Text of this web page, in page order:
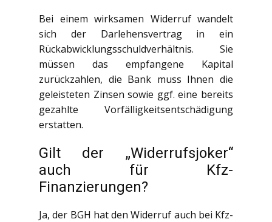
Bei einem wirksamen Widerruf wandelt
sich der Darlehensvertrag in ein
Rückabwicklungsschuldverhältnis. Sie
müssen das empfangene Kapital
zurückzahlen, die Bank muss Ihnen die
geleisteten Zinsen sowie ggf. eine bereits
gezahlte Vorfälligkeitsentschädigung
erstatten.
Gilt der „Widerrufsjoker“
auch für Kfz-
Finanzierungen?
Ja, der BGH hat den Widerruf auch bei Kfz-